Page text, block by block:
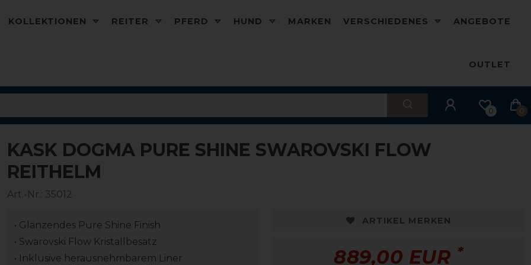
KOLLEKTIONEN REITER PFERD HUND MARKEN VERSCHIEDENES ANGEBOTE
OUTLET
0 0
KASK DOGMA PURE SHINE SWAROVSKI FLOW
REITHELM
Art.-Nr.: 35012
• Glänzendes Pure Shine Finish
• Swarovski Flow Kristallbesatz
• Inklusive herausnehmbarem Liner
ARTIKEL MERKEN
889,00 EUR *